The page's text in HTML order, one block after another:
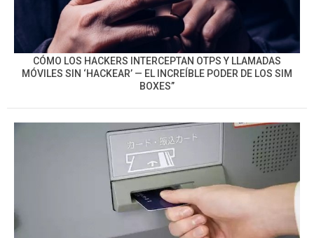
CÓMO LOS HACKERS INTERCEPTAN OTPS Y LLAMADAS
MÓVILES SIN ‘HACKEAR’ — EL INCREÍBLE PODER DE LOS SIM
BOXES”